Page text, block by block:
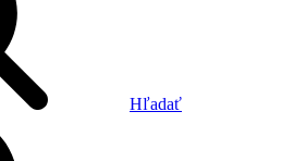
Hľadať